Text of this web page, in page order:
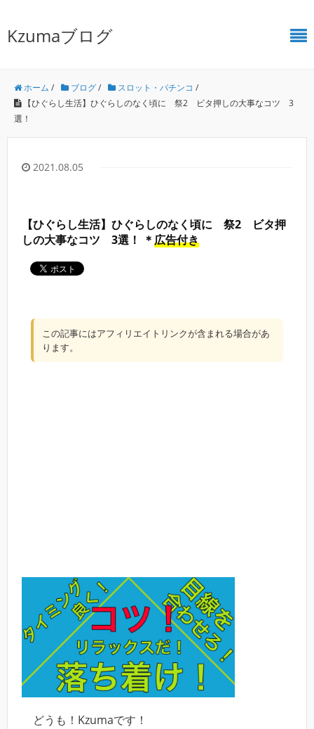
Kzumaブログ
ホーム / ブログ/ スロット・パチンコ /
【ひぐらし生活】ひぐらしのなく頃に 祭2 ビタ押しの大事なコツ 3
選！
2021.08.05
【ひぐらし生活】ひぐらしのなく頃に 祭2 ビタ押
しの大事なコツ 3選！ ＊広告付き
この記事にはアフィリエイトリンクが含まれる場合があ
ります。
どうも！Kzumaです！